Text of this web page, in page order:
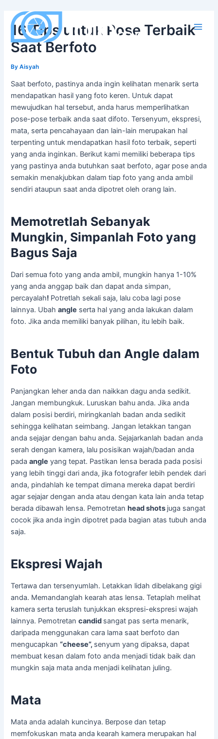
content
Main
16 Tips untuk Pose Terbaik
Saat Berfoto
ByAisyah
Saat berfoto, pastinya anda ingin kelihatan menarik serta
mendapatkan hasil yang foto keren. Untuk dapat
mewujudkan hal tersebut, anda harus memperlihatkan
pose-pose terbaik anda saat difoto. Tersenyum, ekspresi,
mata, serta pencahayaan dan lain-lain merupakan hal
terpenting untuk mendapatkan hasil foto terbaik, seperti
yang anda inginkan. Berikut kami memiliki beberapa tips
yang pastinya anda butuhkan saat berfoto, agar pose anda
semakin menakjubkan dalam tiap foto yang anda ambil
sendiri ataupun saat anda dipotret oleh orang lain.
Memotretlah Sebanyak
Mungkin, Simpanlah Foto yang
Bagus Saja
Dari semua foto yang anda ambil, mungkin hanya 1-10%
yang anda anggap baik dan dapat anda simpan,
percayalah! Potretlah sekali saja, lalu coba lagi pose
lainnya. Ubahangle serta hal yang anda lakukan dalam
foto. Jika anda memiliki banyak pilihan, itu lebih baik.
Bentuk Tubuh dan Angle dalam
Foto
Panjangkan leher anda dan naikkan dagu anda sedikit.
Jangan membungkuk. Luruskan bahu anda. Jika anda
dalam posisi berdiri, miringkanlah badan anda sedikit
sehingga kelihatan seimbang. Jangan letakkan tangan
anda sejajar dengan bahu anda. Sejajarkanlah badan anda
serah dengan kamera, lalu posisikan wajah/badan anda
padaangle yang tepat. Pastikan lensa berada pada posisi
yang lebih tinggi dari anda, jika fotografer lebih pendek dari
anda, pindahlah ke tempat dimana mereka dapat berdiri
agar sejajar dengan anda atau dengan kata lain anda tetap
berada dibawah lensa. Pemotretan head shots juga sangat
cocok jika anda ingin dipotret pada bagian atas tubuh anda
saja.
Ekspresi Wajah
Tertawa dan tersenyumlah. Letakkan lidah dibelakang gigi
anda. Memandanglah kearah atas lensa. Tetaplah melihat
kamera serta teruslah tunjukkan ekspresi-ekspresi wajah
lainnya. Pemotretancandid sangat pas serta menarik,
daripada menggunakan cara lama saat berfoto dan
mengucapkan“cheese”, senyum yang dipaksa, dapat
membuat kesan dalam foto anda menjadi tidak baik dan
mungkin saja mata anda menjadi kelihatan juling.
Mata
Mata anda adalah kuncinya. Berpose dan tetap
memfokuskan mata anda kearah kamera merupakan hal